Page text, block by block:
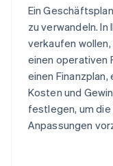
Ein
zu verwandeln.
verkaufen
einen operativen
einen
Kosten und
festlegen, um
Anpassungen